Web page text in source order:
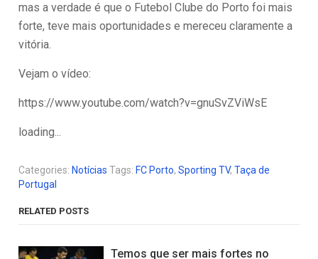
mas a verdade é que o Futebol Clube do Porto foi mais
forte, teve mais oportunidades e mereceu claramente a
vitória.
Vejam o vídeo:
https://www.youtube.com/watch?v=gnuSvZViWsE
loading...
Categories: Notícias Tags: FC Porto,Sporting TV,Taça de
Portugal
RELATED POSTS
Temos que ser mais fortes no